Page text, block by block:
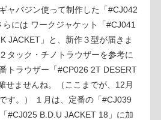
ャバジン使って制作した「#CJ042
には ワークジャケット「#CJ041
JACKET」と、新作３型が届きま
タック・チノトラウザーを参考に
トラウザー「#CP026 2T DESERT
せませんね。（ここまでが、12月
す。） １月は、定番の「#CJ039
#CJ025 B.D.U JACKET 18」に加